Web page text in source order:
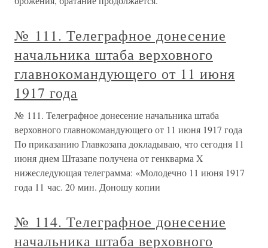
№ 111. Телеграфное донесение
начальника штаба верховного
главнокомандующего от 11 июня
1917 года
№ 111. Телеграфное донесение начальника штаба
верховного главнокомандующего от 11 июня 1917 года
По приказанию Главкозапа докладываю, что сегодня 11
июня днем Штазапе получена от генкварма X
нижеследующая телеграмма: «Молодечно 11 июня 1917
года 11 час. 20 мин. Доношу копии
№ 114. Телеграфное донесение
начальника штаба верховного